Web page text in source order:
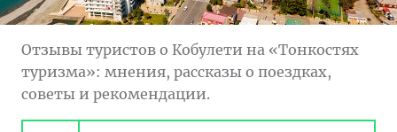
Отзывы туристов о Кобулети на «Тонкостях
туризма»: мнения, рассказы о поездках,
советы и рекомендации.